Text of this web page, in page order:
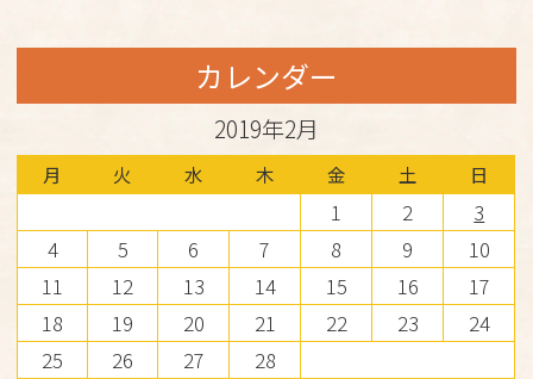
カレンダー
2019年2月
月 火 水 木 金 土 日
1 2
3
4
5 6 7 8 9
10
11
12 13 14 15 16
17
18
19 20 21 22 23
24
25
26 27 28